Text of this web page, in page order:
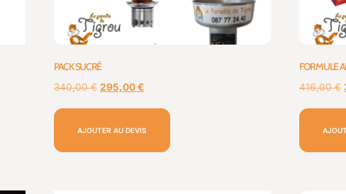
PACK SUCRÉ
340,00€ 295,00€
AJOUTER AU DEVIS
FORMULE
416,00€